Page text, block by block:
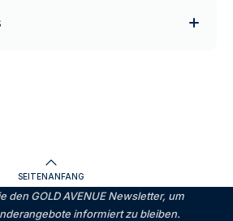
SEITENANFANG
den GOLD AVENUE Newsletter, um
informiert zu bleiben.